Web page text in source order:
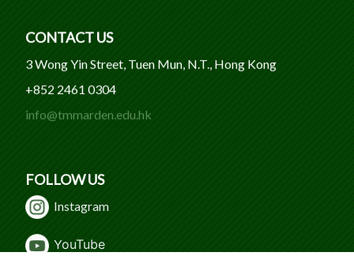
CONTACT US
3 Wong Yin Street, Tuen Mun, N.T., Hong Kong
+852 2461 0304
info@tmmarden.edu.hk
FOLLOW US
Instagram
YouTube